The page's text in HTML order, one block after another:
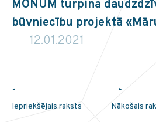
MONUM turpina
būvniecību projektā
12.01.2021
Iepriekšējais raksts Nākošais